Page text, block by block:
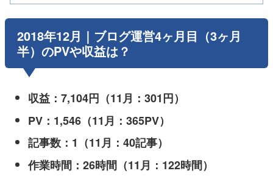
2018年12月｜ブログ運営4ヶ月目（3ヶ月
半）のPVや収益は？
収益：7,104円（11月：301円）
PV：1,546（11月：365PV）
記事数：1（11月：40記事）
作業時間：26時間（11月：122時間）